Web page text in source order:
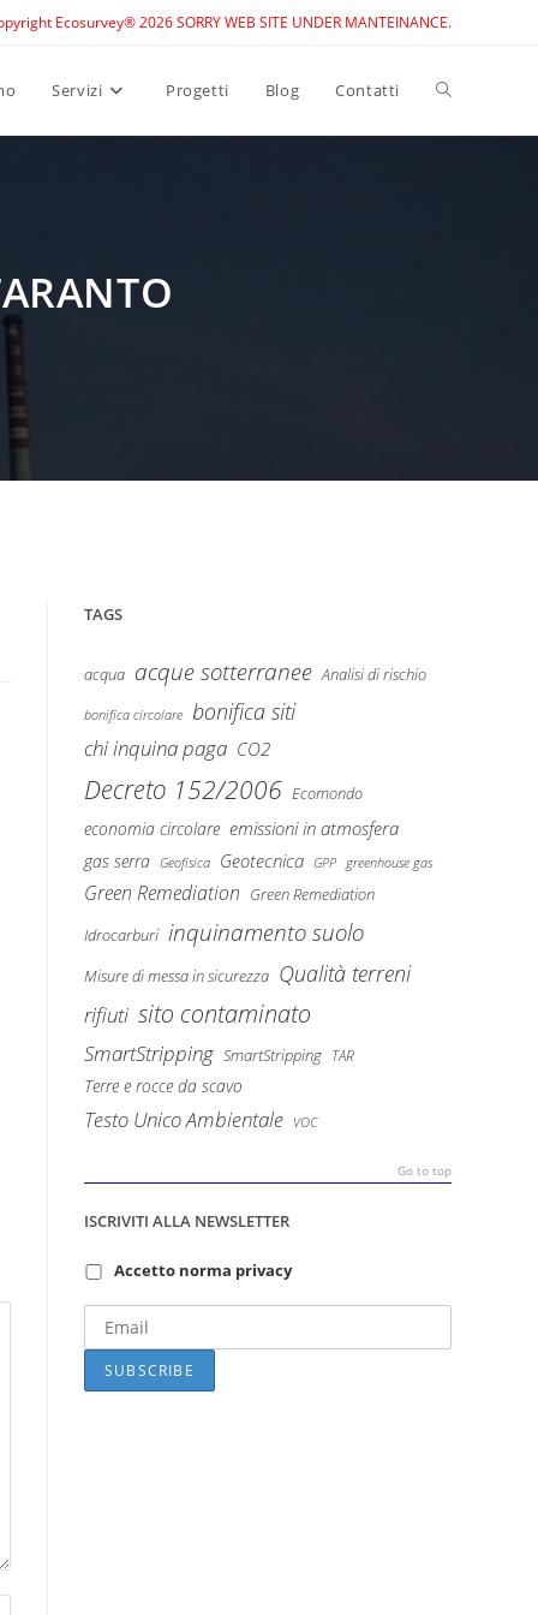
Ecosurvey® 2026 SORRY WEB SITE UNDER MANTEINANCE.
Servizi Progetti Blog Contatti Toggle
TAGS
acqua acque sotterranee Analisi di rischio
bonifica circolare bonifica siti
chi inquina paga CO2
Decreto 152/2006 Ecomondo
economia circolare emissioni in atmosfera
gas serra Geofisica Geotecnica GPP greenhouse gas
Green Remediation Green Remediation
Idrocarburi inquinamento suolo
Misure di messa in sicurezza Qualità terreni
rifiuti sito contaminato
SmartStripping SmartStripping TAR
Terre e rocce da scavo
Testo Unico Ambientale VOC
Go to top
ISCRIVITI ALLA NEWSLETTER
Accetto norma privacy